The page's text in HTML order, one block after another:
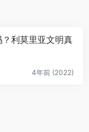
利莫里亚文明真
4年前 (2022)